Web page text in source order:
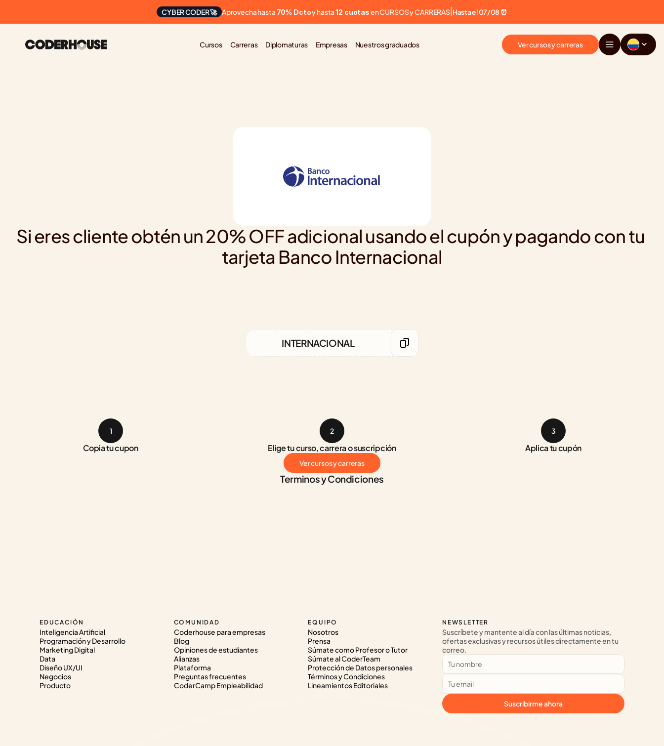
CYBER CODER 🚀 Aprovecha hasta 70% Dcto y hasta 12 cuotas en CURSOS y CARRERAS Hasta el 07/08 ⏰
Cursos Carreras Diplomaturas Empresas Nuestros graduados Ver cursos y carreras
Si eres cliente obtén un 20% OFF adicional usando el cupón y pagando con tu
tarjeta Banco Internacional
INTERNACIONAL
1
Copia tu cupon
2
Elige tu curso, carrera o suscripción
3
Aplica tu cupón
Ver cursos y carreras
Terminos y Condiciones
EDUCACIÓN
Inteligencia Artificial
Programación y Desarrollo
Marketing Digital
Data
Diseño UX/UI
Negocios
Producto
COMUNIDAD
Coderhouse para empresas
Blog
Opiniones de estudiantes
Alianzas
Plataforma
Preguntas frecuentes
CoderCamp Empleabilidad
EQUIPO
Nosotros
Prensa
Súmate como Profesor o Tutor
Súmate al CoderTeam
Protección de Datos personales
Términos y Condiciones
Lineamientos Editoriales
NEWSLETTER
Suscríbete y mantente al día con las últimas noticias,
ofertas exclusivas y recursos útiles directamente en tu
correo.
Suscribirme ahora